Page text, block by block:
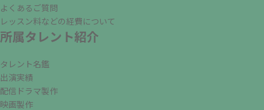
よくあるご質問
レッスン料などの経費について
所属タレント紹介
タレント名鑑
出演実績
配信ドラマ製作
映画製作